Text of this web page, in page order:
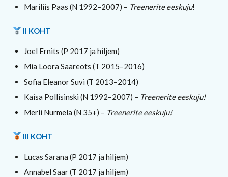
Mariliis Paas (N 1992–2007) – Treenerite eeskuju!
II KOHT
Joel Ernits (P 2017 ja hiljem)
Mia Loora Saareots (T 2015–2016)
Sofia Eleanor Suvi (T 2013–2014)
Kaisa Pollisinski (N 1992–2007) – Treenerite eeskuju!
Merli Nurmela (N 35+) – Treenerite eeskuju!
III KOHT
Lucas Sarana (P 2017 ja hiljem)
Annabel Saar (T 2017 ja hiljem)